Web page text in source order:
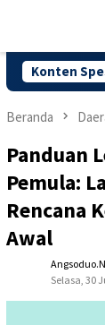
Konten
Pelaku
Beranda
Panduan
Pemula:
Rencana
Awal
Selasa, 30